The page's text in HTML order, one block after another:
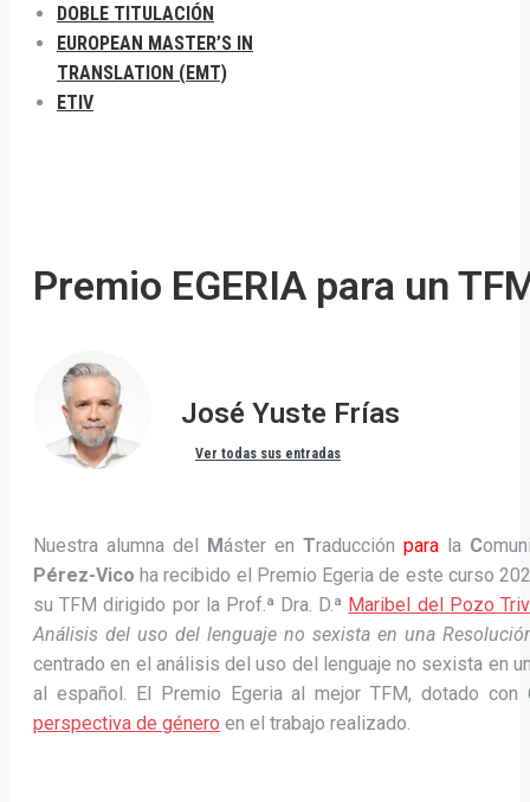
DOBLE TITULACIÓN
EUROPEAN MASTER’S IN
TRANSLATION (EMT)
ETIV
Premio EGERIA para un
José Yuste Frías
Ver todas sus entradas
Nuestra alumna del Máster en Traducción para la C
Pérez-Vico ha recibido el Premio Egeria de este curso
su TFM dirigido por la Prof.ª Dra. D.ª Maribel del Pozo
Análisis del uso del lenguaje no sexista en una
centrado en el análisis del uso del lenguaje no sexista en
al español. El Premio Egeria al mejor TFM, dotado
perspectiva de género en el trabajo realizado.